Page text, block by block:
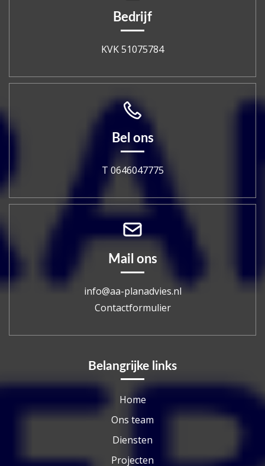
Bedrijf
KVK 51075784
Bel ons
T 0646047775
Mail ons
info@aa-planadvies.nl
Contactformulier
Belangrijke links
Home
Ons team
Diensten
Projecten